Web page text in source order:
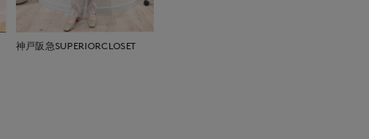
神戸阪急SUPERIORCLOSET